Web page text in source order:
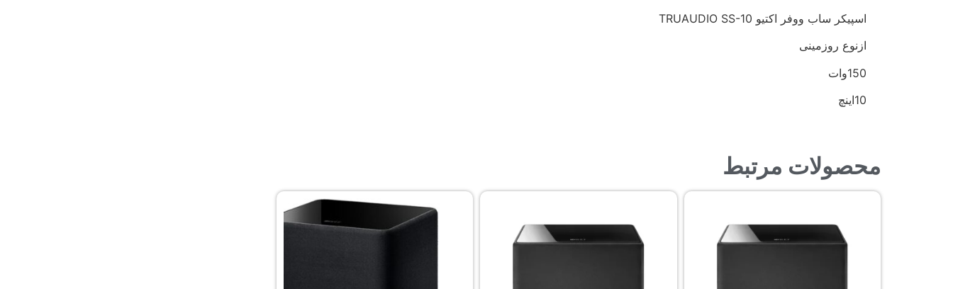
اسپیکر ساب ووفر اکتیو TRUAUDIO SS-10
ازنوع روزمینی
150وات
10اینچ
محصولات مرتبط